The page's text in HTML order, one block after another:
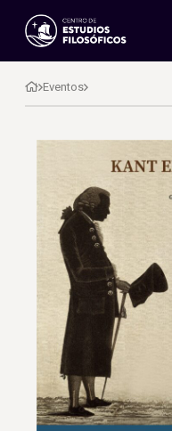
Eventos
Novedades
Investigación
Redes
Publicaciones
Galería
EN
Acerca de nosotros
Miembros
Reglamento
Convenios
Eventos